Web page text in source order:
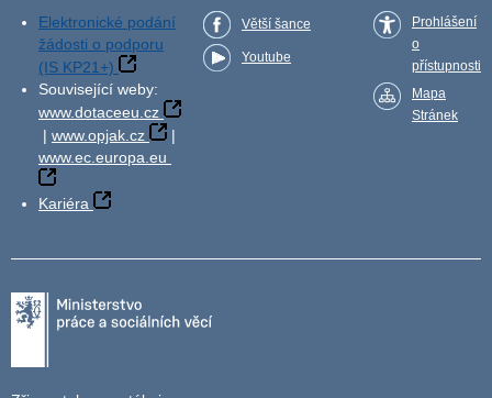
Elektronické podání
žádosti o podporu
(IS KP21+)
Související weby:
www.dotaceeu.cz
| www.opjak.cz
|
www.ec.europa.eu
Kariéra
Větší šance
Youtube
Prohlášení
o
přístupnosti
Mapa
Stránek